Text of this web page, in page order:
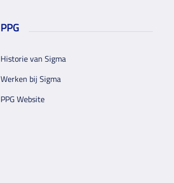
PPG
Historie van Sigma
Werken bij Sigma
PPG Website